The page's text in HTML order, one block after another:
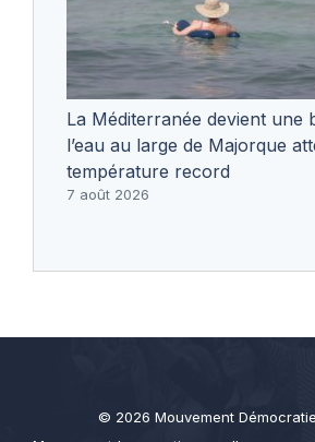
La Méditerranée devient une
l’eau au large de Majorque
température record
7 août 2026
© 2026 Mouvement